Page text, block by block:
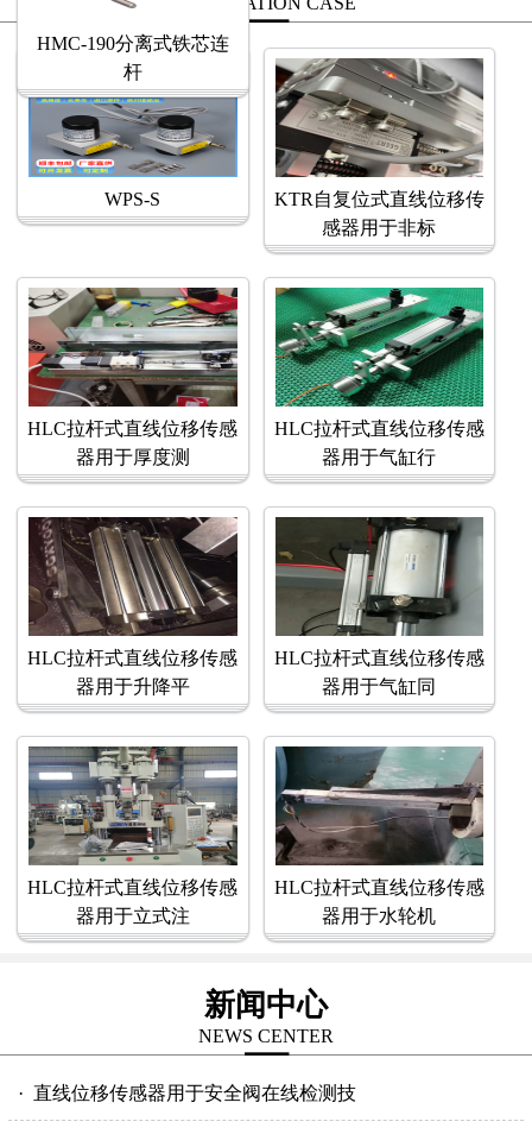
HMC-190分离式铁芯连
杆
WPS-S
KTR自复位式直线位移传
感器用于非标
HLC拉杆式直线位移传感
器用于厚度测
HLC拉杆式直线位移传感
器用于气缸行
HLC拉杆式直线位移传感
器用于升降平
HLC拉杆式直线位移传感
器用于气缸同
HLC拉杆式直线位移传感
器用于立式注
HLC拉杆式直线位移传感
器用于水轮机
新闻中心
NEWS CENTER
· 直线位移传感器用于安全阀在线检测技